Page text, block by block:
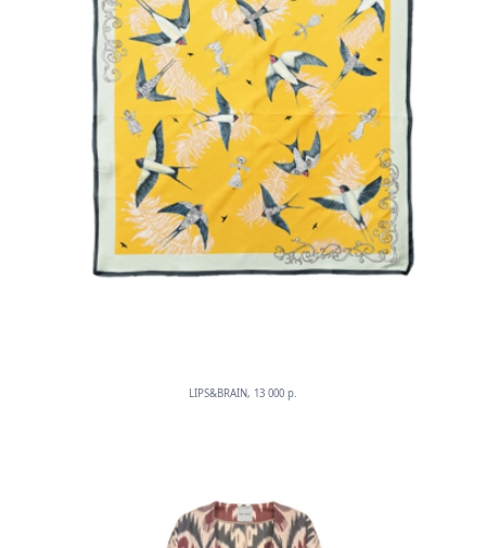
LIPS&BRAIN, 13 000 p.